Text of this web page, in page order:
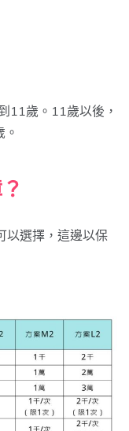
11歲。11歲以後，
以選擇，這邊以保